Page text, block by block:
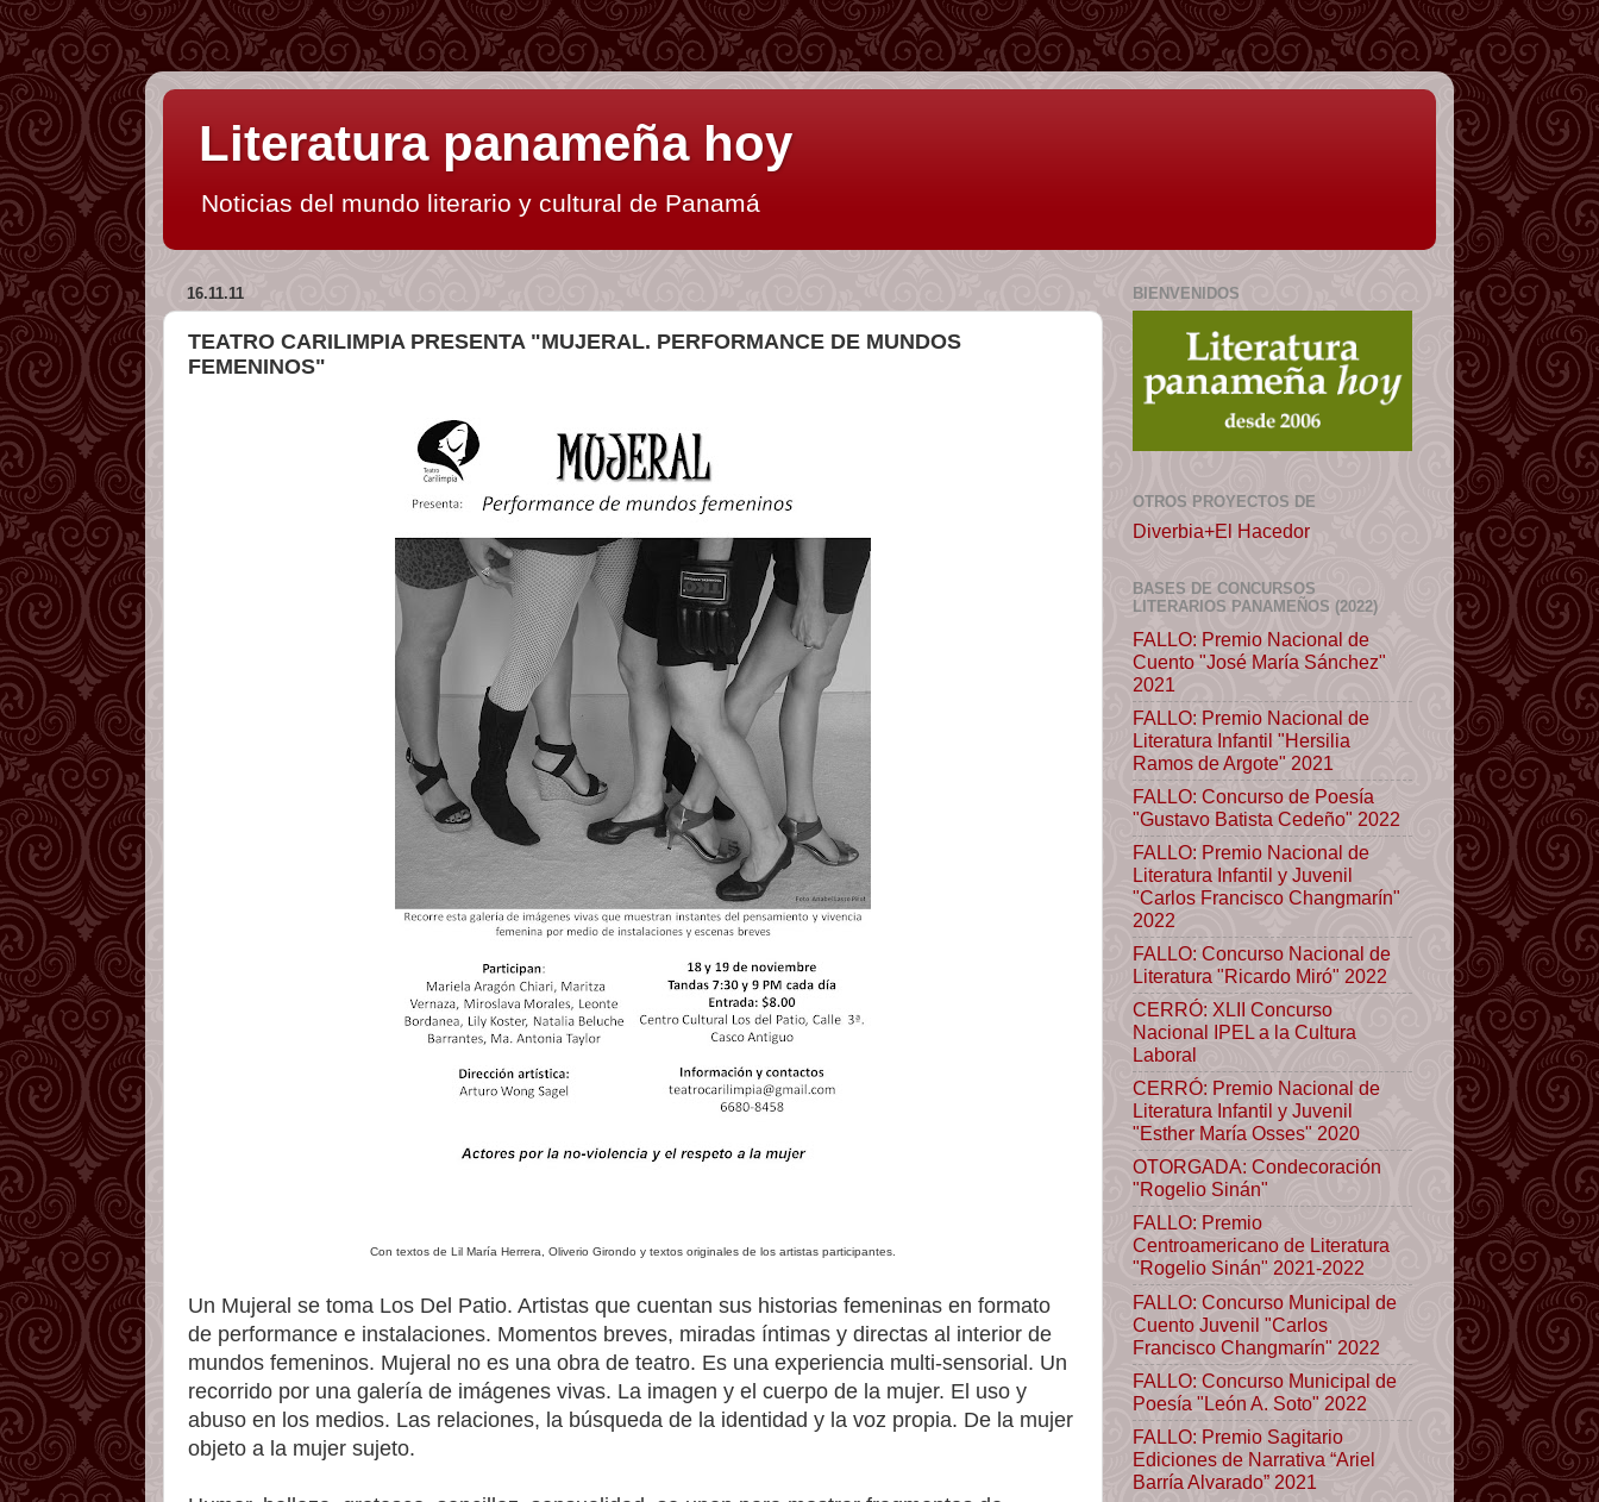
Literatura panameña hoy
Noticias del mundo literario y cultural de Panamá
16.11.11
TEATRO CARILIMPIA PRESENTA "MUJERAL. PERFORMANCE DE MUNDOS
FEMENINOS"
Con textos de Lil María Herrera, Oliverio Girondo y textos originales de los artistas participantes.
Un Mujeral se toma Los Del Patio. Artistas que cuentan sus historias femeninas en formato
de performance e instalaciones. Momentos breves, miradas íntimas y directas al interior de
mundos femeninos. Mujeral no es una obra de teatro. Es una experiencia multi-sensorial. Un
recorrido por una galería de imágenes vivas. La imagen y el cuerpo de la mujer. El uso y
abuso en los medios. Las relaciones, la búsqueda de la identidad y la voz propia. De la mujer
objeto a la mujer sujeto.
BIENVENIDOS
OTROS PROYECTOS DE
Diverbia+El Hacedor
BASES DE CONCURSOS
LITERARIOS PANAMEÑOS (2022)
FALLO: Premio Nacional de
Cuento "José María Sánchez"
2021
FALLO: Premio Nacional de
Literatura Infantil "Hersilia
Ramos de Argote" 2021
FALLO: Concurso de Poesía
"Gustavo Batista Cedeño" 2022
FALLO: Premio Nacional de
Literatura Infantil y Juvenil
"Carlos Francisco Changmarín"
2022
FALLO: Concurso Nacional de
Literatura "Ricardo Miró" 2022
CERRÓ: XLII Concurso
Nacional IPEL a la Cultura
Laboral
CERRÓ: Premio Nacional de
Literatura Infantil y Juvenil
"Esther María Osses" 2020
OTORGADA: Condecoración
"Rogelio Sinán"
FALLO: Premio
Centroamericano de Literatura
"Rogelio Sinán" 2021-2022
FALLO: Concurso Municipal de
Cuento Juvenil "Carlos
Francisco Changmarín" 2022
FALLO: Concurso Municipal de
Poesía "León A. Soto" 2022
FALLO: Premio Sagitario
Ediciones de Narrativa “Ariel
Barría Alvarado” 2021